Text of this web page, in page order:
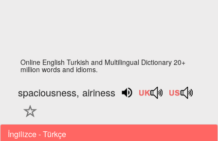
Online English Turkish and Multilingual Dictionary 20+
million words and idioms.
spaciousness, airiness
İngilizce - Türkçe